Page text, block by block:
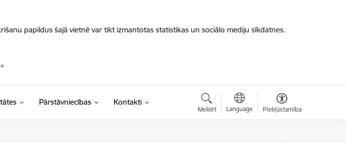
papildus šajā vietnē var tikt izmantotas statistikas un sociālo mediju sīkdatnes.
Pārstāvniecības Kontakti
Meklēt Language Piekļūstamība